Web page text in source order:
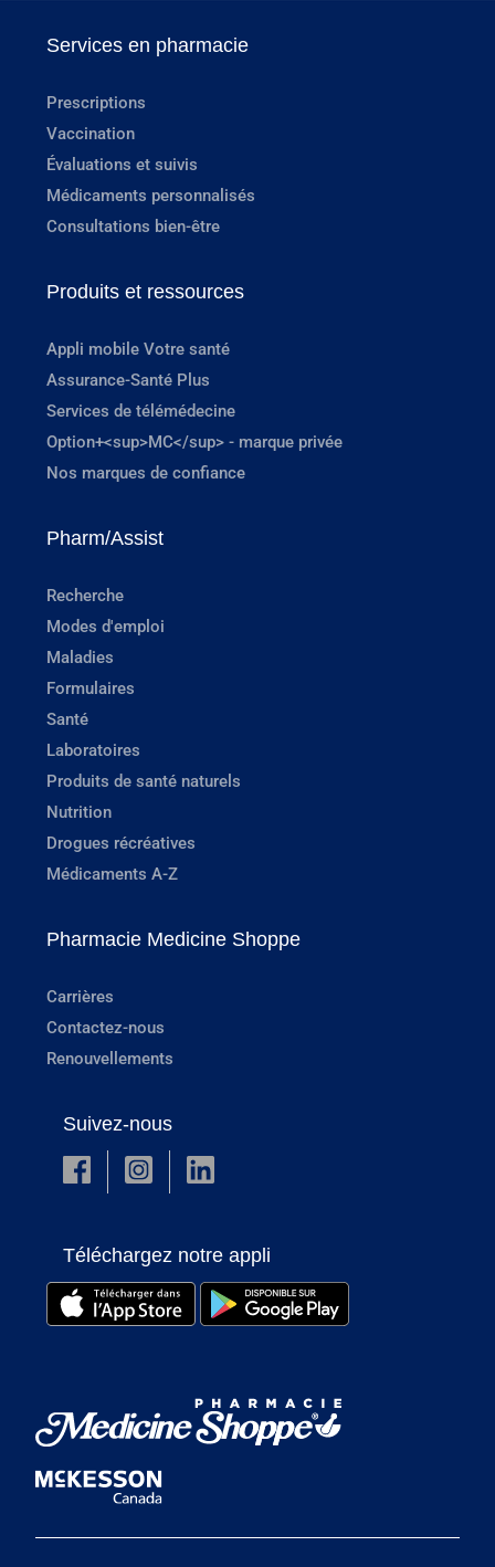
Services en pharmacie
Prescriptions
Vaccination
Évaluations et suivis
Médicaments personnalisés
Consultations bien-être
Produits et ressources
Appli mobile Votre santé
Assurance-Santé Plus
Services de télémédecine
Option+<sup>MC</sup> - marque privée
Nos marques de confiance
Pharm/Assist
Recherche
Modes d'emploi
Maladies
Formulaires
Santé
Laboratoires
Produits de santé naturels
Nutrition
Drogues récréatives
Médicaments A-Z
Pharmacie Medicine Shoppe
Carrières
Contactez-nous
Renouvellements
Suivez-nous
Téléchargez notre appli